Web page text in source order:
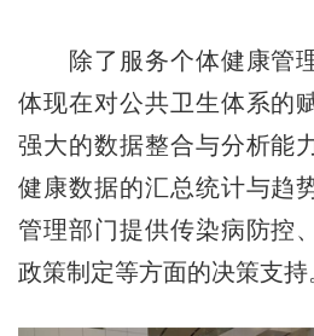
除了服务个体健康管理
体现在对公共卫生体系的
强大的数据整合与分析能
健康数据的汇总统计与趋
管理部门提供传染病防控
政策制定等方面的决策支持